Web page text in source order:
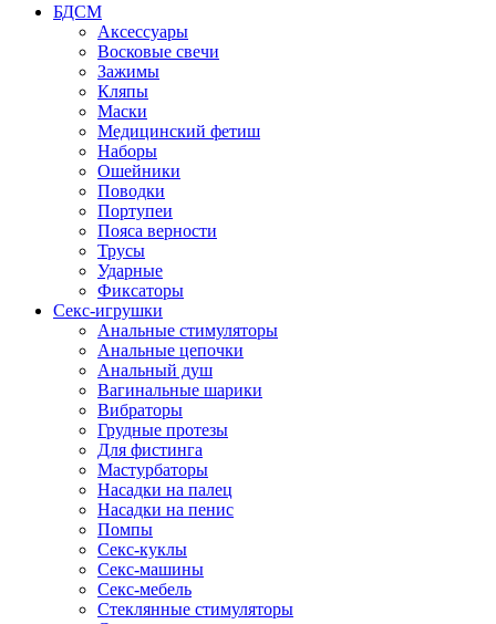
БДСМ
Аксессуары
Восковые свечи
Зажимы
Кляпы
Маски
Медицинский фетиш
Наборы
Ошейники
Поводки
Портупеи
Пояса верности
Трусы
Ударные
Фиксаторы
Секс-игрушки
Анальные стимуляторы
Анальные цепочки
Анальный душ
Вагинальные шарики
Вибраторы
Грудные протезы
Для фистинга
Мастурбаторы
Насадки на палец
Насадки на пенис
Помпы
Секс-куклы
Секс-машины
Секс-мебель
Стеклянные стимуляторы